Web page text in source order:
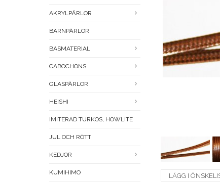
AKRYLPÄRLOR
BARNPÄRLOR
BASMATERIAL
CABOCHONS
GLASPÄRLOR
HEISHI
IMITERAD TURKOS, HOWLITE
JUL OCH RÖTT
KEDJOR
KUMIHIMO LÄGG I